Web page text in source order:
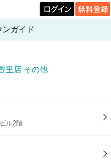
ガイド
里店 その他
ル2階